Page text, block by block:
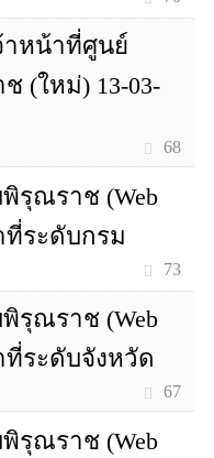
าหน้าที่ศูนย์
(ใหม่) 13-03-
68
รุณราช (Web
ที่ระดับกรม
73
รุณราช (Web
ที่ระดับจังหวัด
67
รุณราช (Web